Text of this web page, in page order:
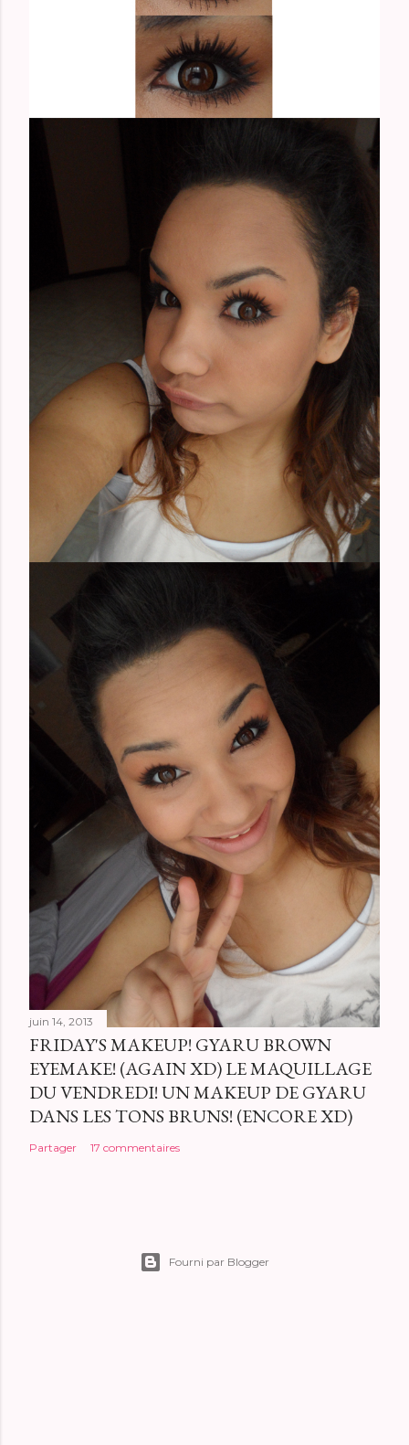
juin 14, 2013
FRIDAY'S MAKEUP! GYARU BROWN
EYEMAKE! (AGAIN XD) LE MAQUILLAGE
DU VENDREDI! UN MAKEUP DE GYARU
DANS LES TONS BRUNS! (ENCORE XD)
Partager 17 commentaires
Fourni par Blogger